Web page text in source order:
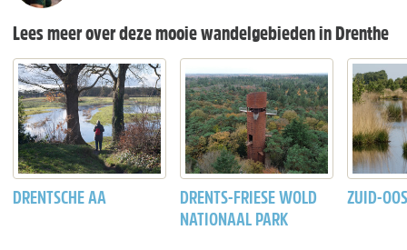
Lees meer over deze mooie wandelgebieden in Drenthe
DRENTSCHE AA
DRENTS-FRIESE WOLD
NATIONAAL PARK
ZUID-